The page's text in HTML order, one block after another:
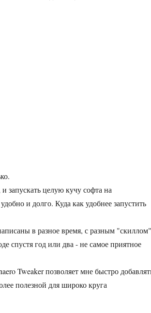
запускать целую кучу софта на
и долго. Куда как удобнее запустить
в разное время, с разным "скиллом"
спустя год или два - не самое приятное
Tweaker позволяет мне быстро
полезной для широко круга